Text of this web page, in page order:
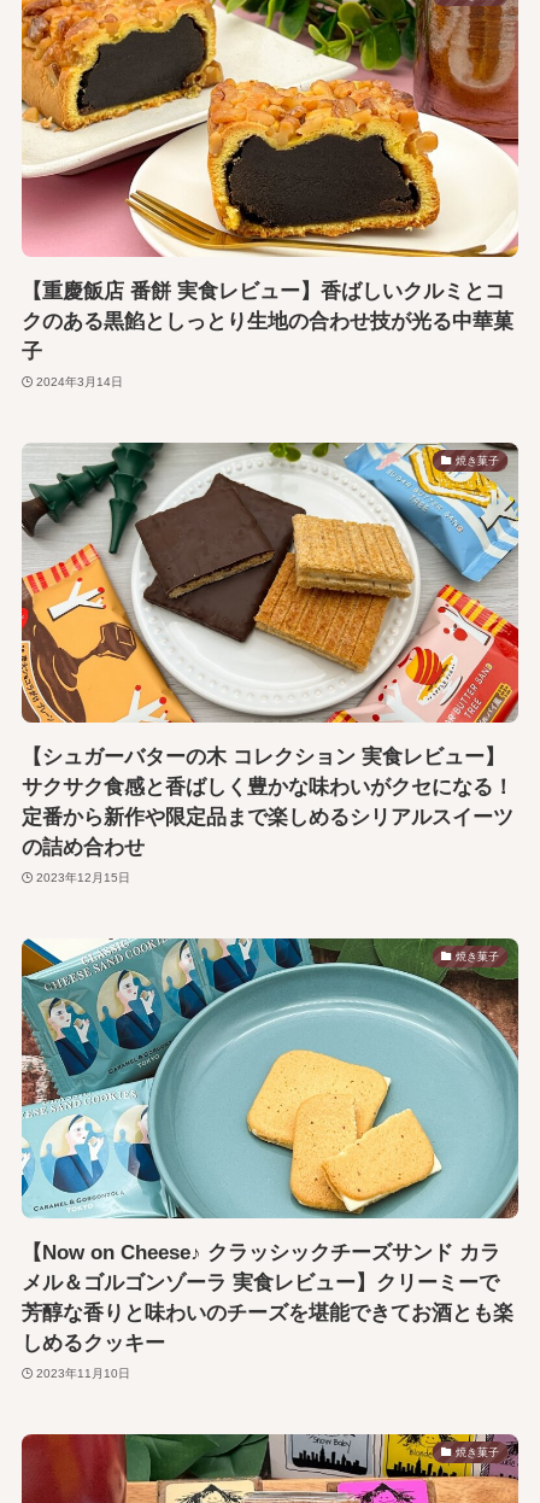
【重慶飯店 番餅 実食レビュー】香ばしいクルミとコ
クのある黒餡としっとり生地の合わせ技が光る中華菓
子
2024年3月14日
焼き菓子
【シュガーバターの木 コレクション 実食レビュー】
サクサク食感と香ばしく豊かな味わいがクセになる！
定番から新作や限定品まで楽しめるシリアルスイーツ
の詰め合わせ
2023年12月15日
焼き菓子
【Now on Cheese♪ クラッシックチーズサンド カラ
メル＆ゴルゴンゾーラ 実食レビュー】クリーミーで
芳醇な香りと味わいのチーズを堪能できてお酒とも楽
しめるクッキー
2023年11月10日
焼き菓子